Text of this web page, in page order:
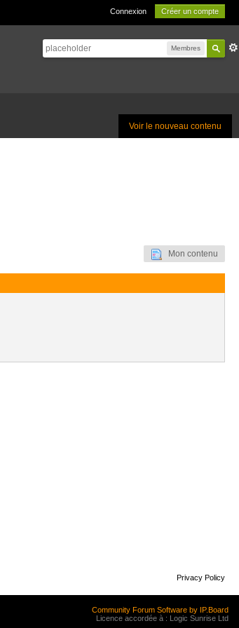
Connexion Créer un compte
Membres
Voir le nouveau contenu
Mon contenu
Privacy Policy
Community Forum Software by IP.Board
Licence accordée à : Logic Sunrise Ltd